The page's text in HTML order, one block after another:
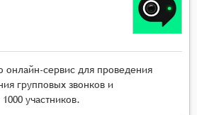
онлайн-сервис для проведения
групповых звонков и
участников.